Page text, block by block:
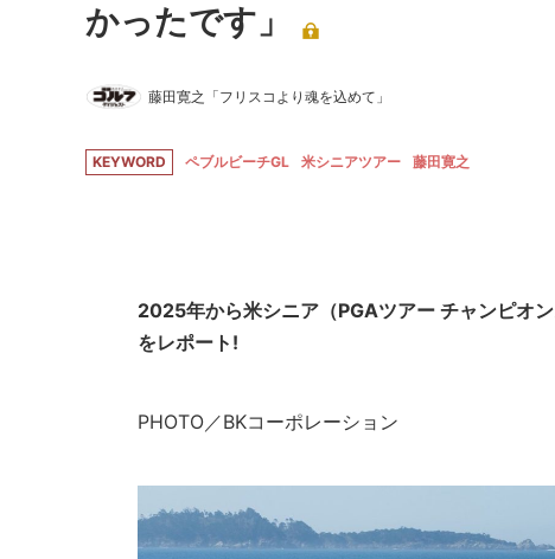
かったです」
藤田寛之「フリスコより魂を込めて」
KEYWORD ペブルビーチGL 米シニアツアー 藤田寛之
2025年から米シニア（PGAツアー チャンピオ
をレポート!
PHOTO／BKコーポレーション